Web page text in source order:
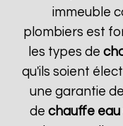
immeuble
plombiers est
les types de
qu'ils soient
une garantie
de chauffe